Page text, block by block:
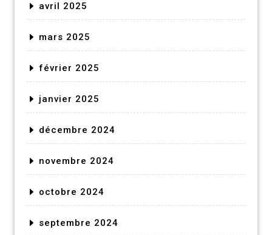
avril 2025
mars 2025
février 2025
janvier 2025
décembre 2024
novembre 2024
octobre 2024
septembre 2024